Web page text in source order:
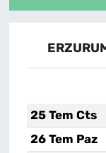
25 Tem Cts
26 Tem Paz